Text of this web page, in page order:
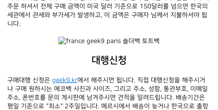
주문 하셔서 전체 구매 금액이 미국 달러 기준으로 150달러를 넘으면 한국의
세관에서 관세와 부가세가 발생하고, 이 금액은 구매자 님께서 지불하셔야 됩
니다.
대행신청
구매대행 신청은 geek9.kr에서 해주시면 됩니다. 직접 대행신청을 해주시거
나 구매 원하시는 에코백 사진과 사이즈, 그리고 주소, 성함, 통관부호, 이메일
주소, 폰번호를 문의 게시판에 남겨주시면 견적을 알려드립니다. 배송기간은
평일 기준으로 "최소" 2주일입니다. 메르시에서 배송이 늦거나 한국으로 출항